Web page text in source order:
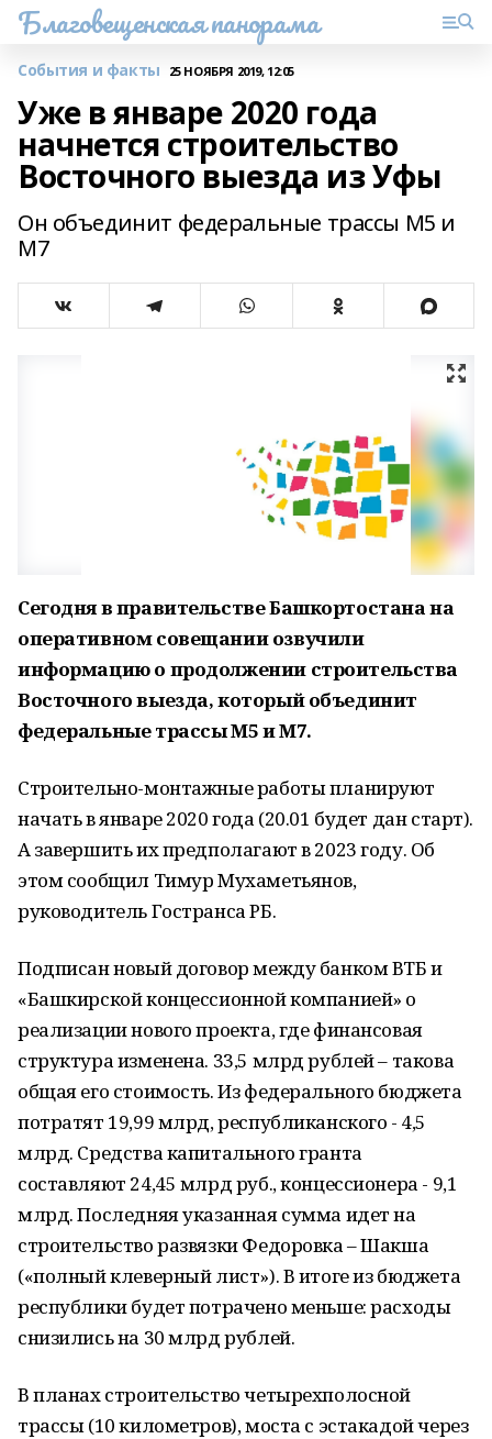
Благовещенская панорама
События и факты 25 НОЯБРЯ 2019, 12:05
Уже в январе 2020 года
начнется строительство
Восточного выезда из Уфы
Он объединит федеральные трассы М5 и
М7
Сегодня в правительстве Башкортостана на
оперативном совещании озвучили
информацию о продолжении строительства
Восточного выезда, который объединит
федеральные трассы М5 и М7.
Строительно-монтажные работы планируют
начать в январе 2020 года (20.01 будет дан старт).
А завершить их предполагают в 2023 году. Об
этом сообщил Тимур Мухаметьянов,
руководитель Гостранса РБ.
Подписан новый договор между банком ВТБ и
«Башкирской концессионной компанией» о
реализации нового проекта, где финансовая
структура изменена. 33,5 млрд рублей – такова
общая его стоимость. Из федерального бюджета
потратят 19,99 млрд, республиканского - 4,5
млрд. Средства капитального гранта
составляют 24,45 млрд руб., концессионера - 9,1
млрд. Последняя указанная сумма идет на
строительство развязки Федоровка – Шакша
(«полный клеверный лист»). В итоге из бюджета
республики будет потрачено меньше: расходы
снизились на 30 млрд рублей.
В планах строительство четырехполосной
трассы (10 километров), моста с эстакадой через